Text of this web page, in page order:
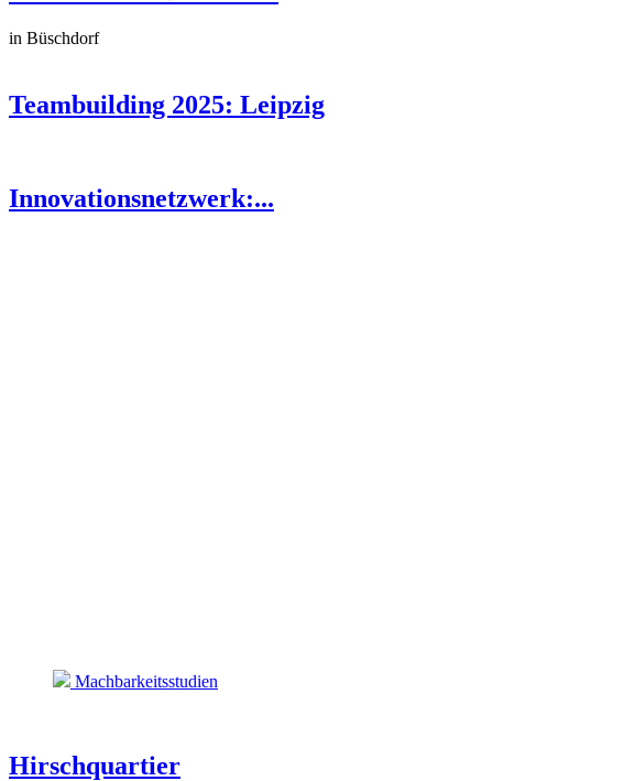
in Büschdorf
Teambuilding 2025: Leipzig
Innovationsnetzwerk:...
Machbarkeitsstudien
Hirschquartier